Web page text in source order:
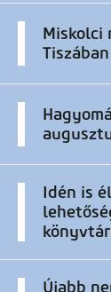
Miskolci
Idén is
Újabb